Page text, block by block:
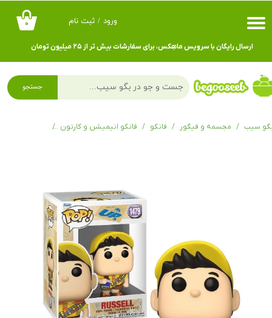
۰ ورود / ثبت نام
حساب کاربری من
تغییر گذر واژه
سفارشات
ارسال رایگان با سرویس ماهِکس، برای سفارشات بیش تر از ۲۵ میلیون تومان
جستجو
سیب مجسمه و فیگور فانکو فانکو انیمیشن و کارتون